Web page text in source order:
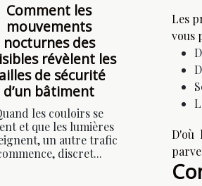
Comment les
mouvements
nocturnes des
révèlent les
de sécurité
d’un bâtiment
les couloirs se
et que les lumières
un autre trafic
discret...
Les
vous
D'où